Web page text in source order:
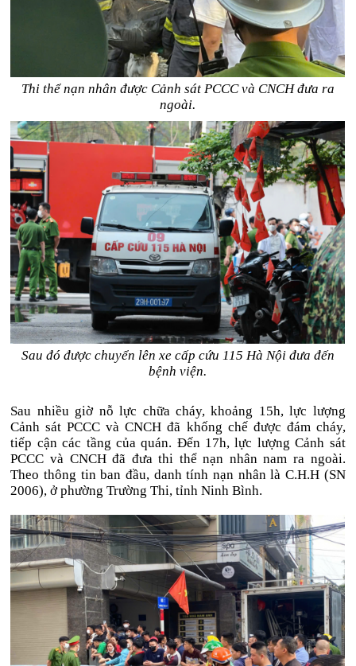
Thi thể nạn nhân được Cảnh sát PCCC và CNCH đưa ra
ngoài.
Sau đó được chuyển lên xe cấp cứu 115 Hà Nội đưa đến
bệnh viện.
Sau nhiều giờ nỗ lực chữa cháy, khoảng 15h, lực lượng
Cảnh sát PCCC và CNCH đã khống chế được đám cháy,
tiếp cận các tầng của quán. Đến 17h, lực lượng Cảnh sát
PCCC và CNCH đã đưa thi thể nạn nhân nam ra ngoài.
Theo thông tin ban đầu, danh tính nạn nhân là C.H.H (SN
2006), ở phường Trường Thi, tỉnh Ninh Bình.